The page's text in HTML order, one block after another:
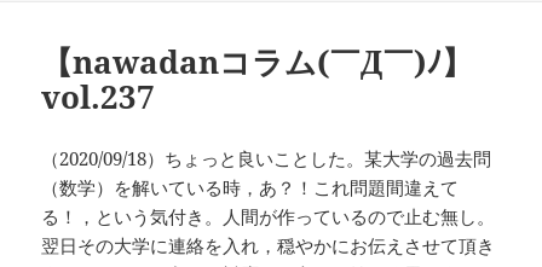
ー
【nawadanコラム(￣Д￣)ﾉ】
vol.237
（2020/09/18）ちょっと良いことした。某大学の過去問
（数学）を解いている時，あ？！これ問題間違えて
る！，という気付き。人間が作っているので止む無し。
翌日その大学に連絡を入れ，穏やかにお伝えさせて頂き